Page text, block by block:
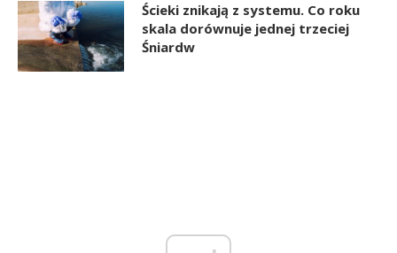
Ścieki znikają z systemu. Co roku
skala dorównuje jednej trzeciej
Śniardw